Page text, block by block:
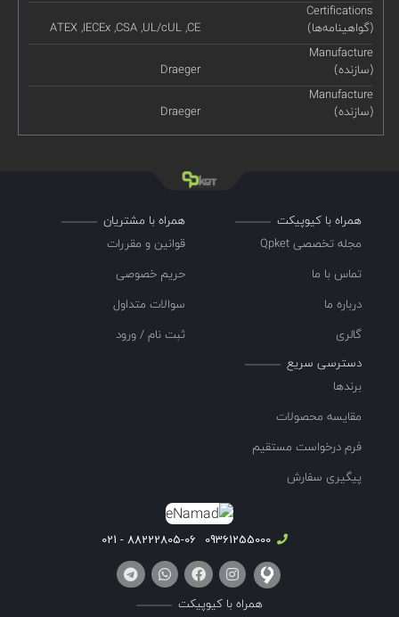
Certifications
(گواهینامه‌ها)
ATEX ,IECEx ,CSA ,UL/cUL ,CE
Manufacture
(سازنده)
Draeger
Manufacture
(سازنده)
Draeger
همراه با کیوپیکت
مجله تخصصی Qpket
تماس با ما
درباره ما
گالری
همراه با مشتریان
قوانین و مقررات
حریم خصوصی
سوالات متداول
ثبت نام / ورود
دسترسی سریع
برندها
مقایسه محصولات
فرم درخواست مستقیم
پیگیری سفارش
09361255000
88222805-06 - 021
همراه با کیوپیکت